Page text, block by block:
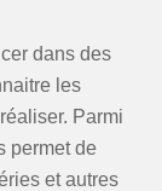
dans des
les
Parmi
permet de
et autres